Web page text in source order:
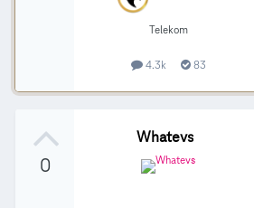
Telekom
4.3k 83
0
Whatevs